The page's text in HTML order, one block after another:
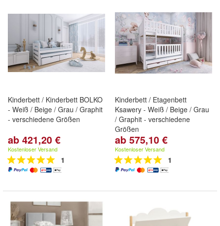
Kinderbett / Kinderbett BOLKO
- Weiß / Beige / Grau / Graphit
- verschiedene Größen
ab 421,20 €
Kostenloser Versand
1
Kinderbett / Etagenbett
Ksawery - Weiß / Beige / Grau
/ Graphit - verschiedene
Größen
ab 575,10 €
Kostenloser Versand
1